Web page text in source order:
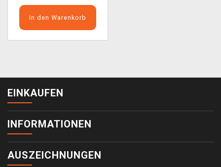
In den Warenkorb
EINKAUFEN
INFORMATIONEN
AUSZEICHNUNGEN